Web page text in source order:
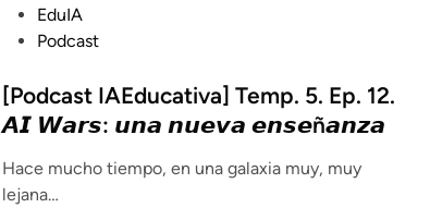
i
c
d
o
EduIA
Podcast
[Podcast IAEducativa] Temp. 5. Ep. 12.
𝘼𝙄 𝙒𝙖𝙧𝙨: 𝙪𝙣𝙖 𝙣𝙪𝙚𝙫𝙖 𝙚𝙣𝙨𝙚ñ𝙖𝙣𝙯𝙖
Hace mucho tiempo, en una galaxia muy, muy
lejana…